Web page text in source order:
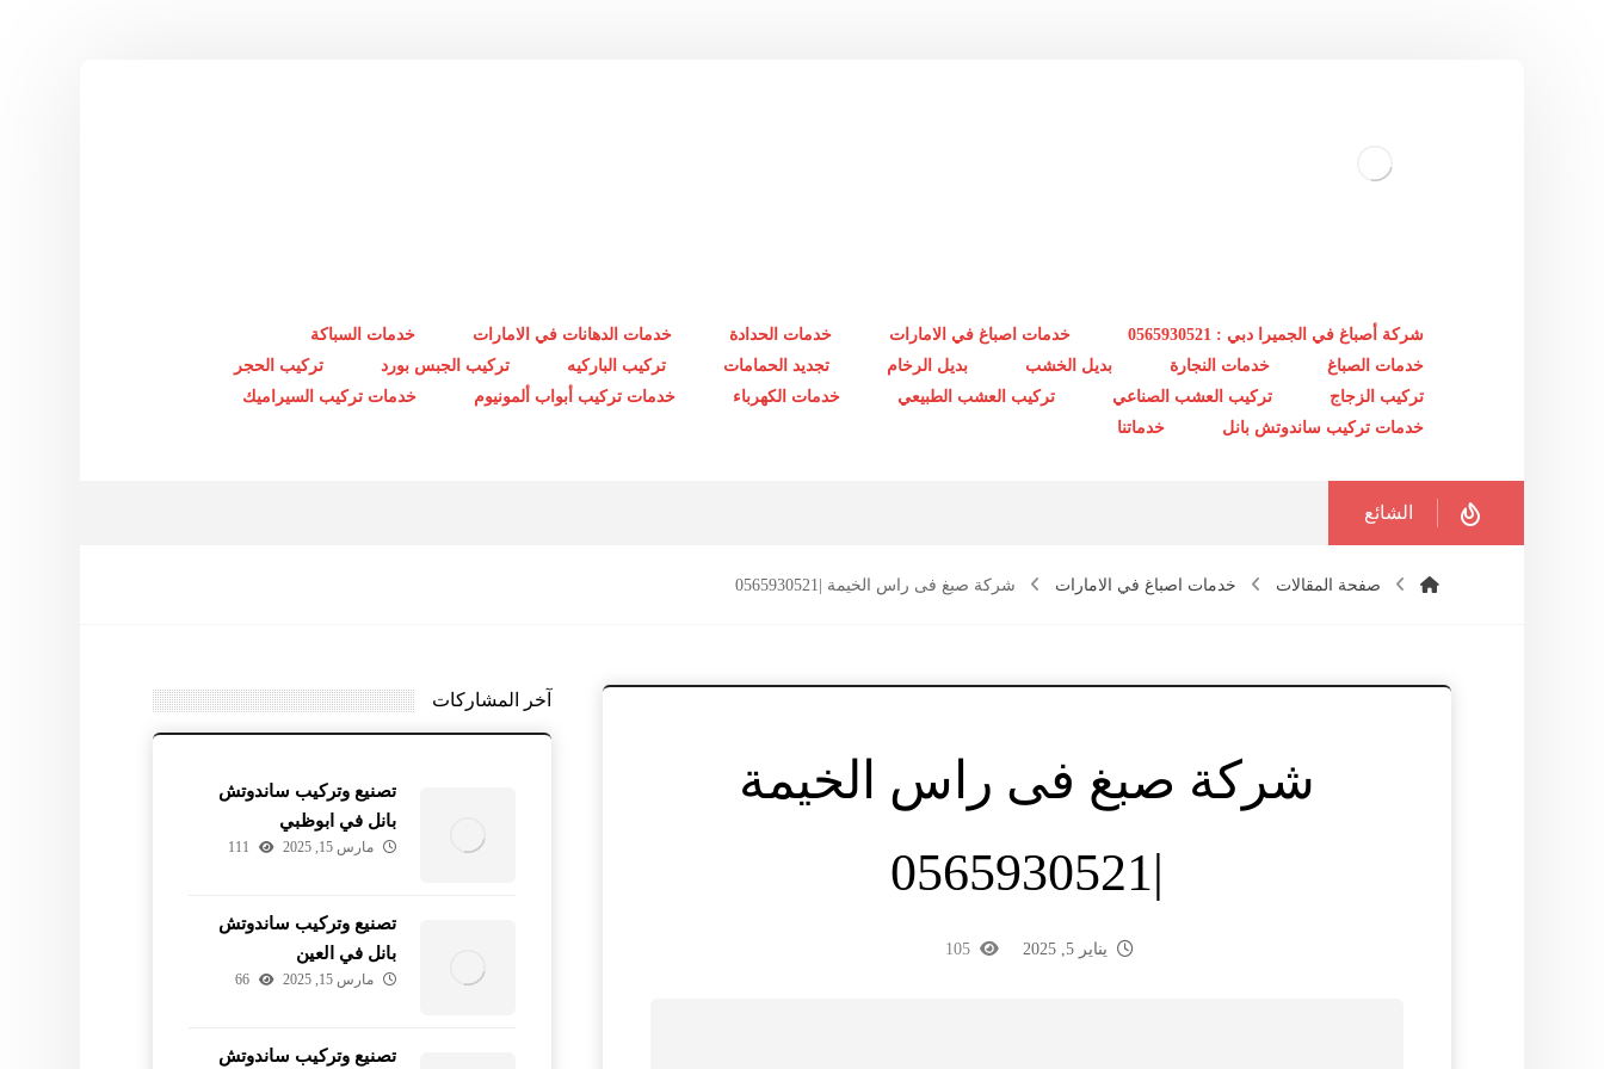
شركة أصباغ في الجميرا دبي : 0565930521 خدمات اصباغ في الامارات خدمات الحدادة خدمات الدهانات في الامارات
خدمات السباكة
خدمات الصباغ
خدمات النجارة بديل الخشب بديل الرخام تجديد الحمامات تركيب الباركيه تركيب الجبس بورد
تركيب الحجر
تركيب الزجاج
تركيب العشب الصناعي تركيب العشب الطبيعي خدمات الكهرباء خدمات تركيب أبواب ألمونيوم
خدمات تركيب السيراميك
خدمات تركيب ساندوتش بانل
خدماتنا
الشائع
صفحة المقالات خدمات اصباغ في الامارات شركة صبغ فى راس الخيمة |0565930521
شركة صبغ فى راس الخيمة
|0565930521
يناير 5, 2025 105
آخر المشاركات
تصنيع وتركيب ساندوتش
بانل في ابوظبي
مارس 15, 2025 111
تصنيع وتركيب ساندوتش
بانل في العين
مارس 15, 2025 66
تصنيع وتركيب ساندوتش